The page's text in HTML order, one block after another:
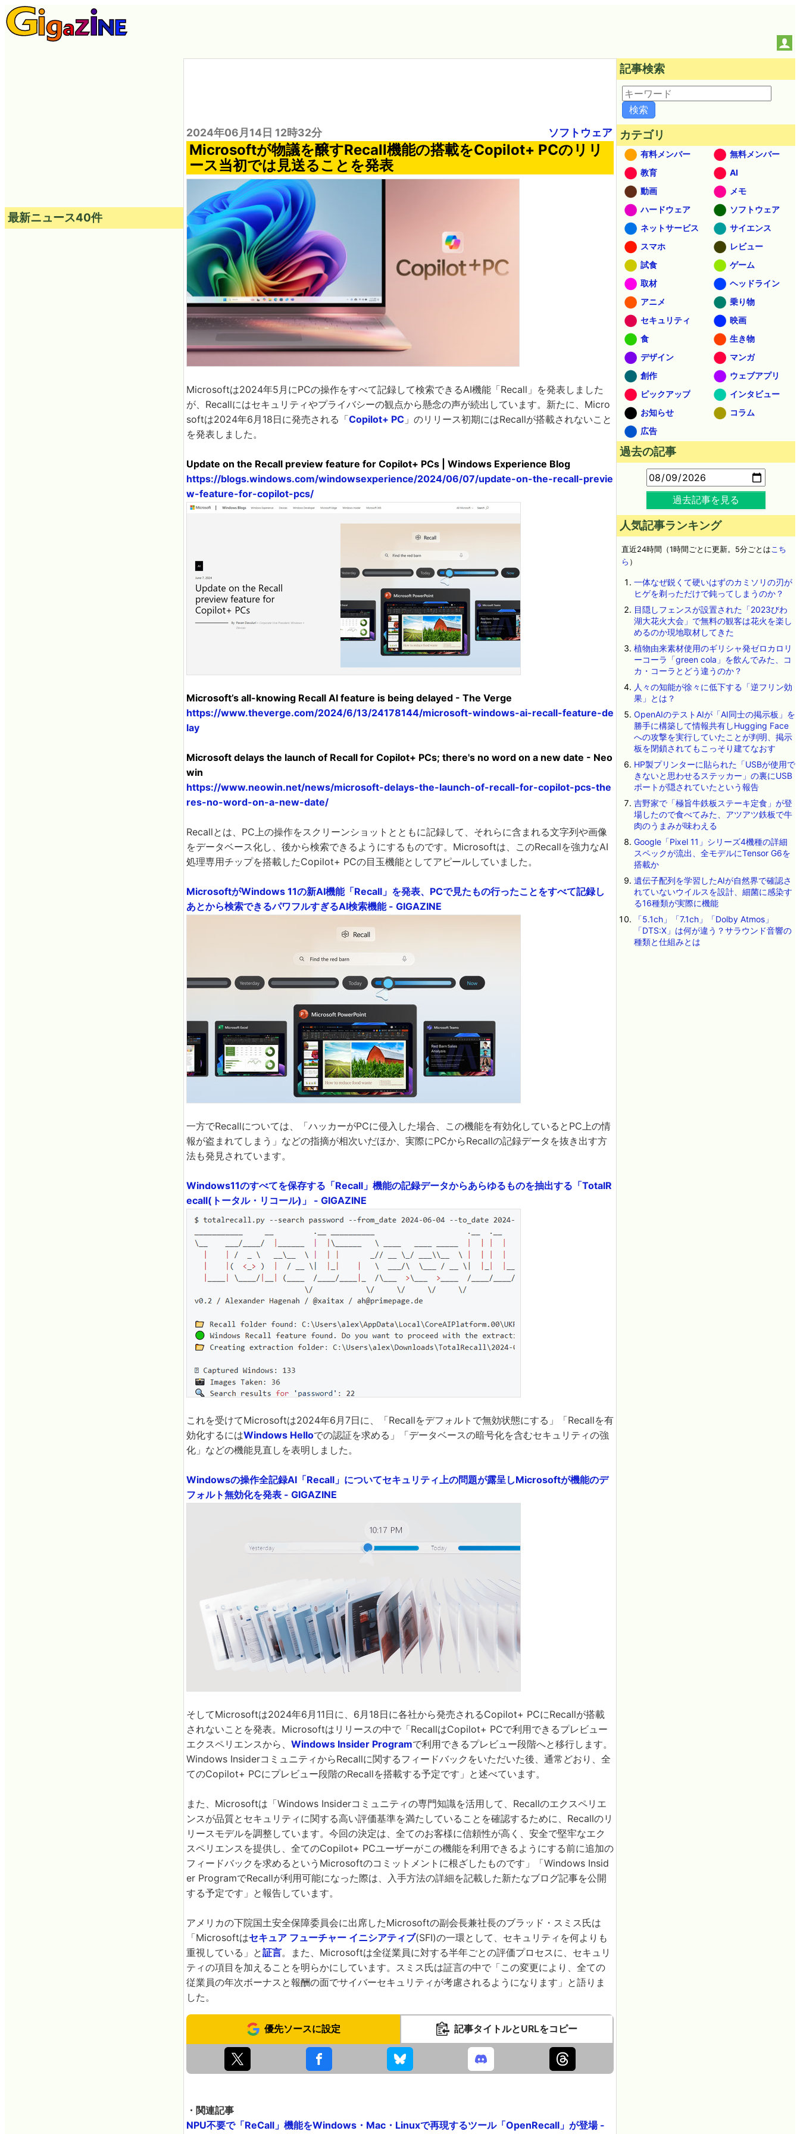
2024年06月14日 12時32分 ソフトウェア
Microsoftが物議を醸すRecall機能の搭載をCopilot+ PCのリリ
ース当初では見送ることを発表
Microsoftは2024年5月にPCの操作をすべて記録して検索できるAI機能「Recall」を発表しました
が、Recallにはセキュリティやプライバシーの観点から懸念の声が続出しています。新たに、Micro
softは2024年6月18日に発売される「Copilot+ PC 」のリリース初期にはRecallが搭載されないこと
を発表しました。
Update on the Recall preview feature for Copilot+ PCs | Windows Experience Blog
https://blogs.windows.com/windowsexperience/2024/06/07/update-on-the-recall-previe
w-feature-for-copilot-pcs/
Microsoft’s all-knowing Recall AI feature is being delayed - The Verge
https://www.theverge.com/2024/6/13/24178144/microsoft-windows-ai-recall-feature-de
lay
Microsoft delays the launch of Recall for Copilot+ PCs; there's no word on a new date - Neo
win
https://www.neowin.net/news/microsoft-delays-the-launch-of-recall-for-copilot-pcs-the
res-no-word-on-a-new-date/
Recallとは、PC上の操作をスクリーンショットとともに記録して、それらに含まれる文字列や画像
をデータベース化し、後から検索できるようにするものです。Microsoftは、このRecallを強力なAI
処理専用チップを搭載したCopilot+ PCの目玉機能としてアピールしていました。
MicrosoftがWindows 11の新AI機能「Recall」を発表、PCで見たもの行ったことをすべて記録し
あとから検索できるパワフルすぎるAI検索機能 - GIGAZINE
一方でRecallについては、「ハッカーがPCに侵入した場合、この機能を有効化しているとPC上の情
報が盗まれてしまう」などの指摘が相次いだほか、実際にPCからRecallの記録データを抜き出す方
法も発見されています。
Windows11のすべてを保存する「Recall」機能の記録データからあらゆるものを抽出する「TotalR
ecall(トータル・リコール)」 - GIGAZINE
これを受けてMicrosoftは2024年6月7日に、「Recallをデフォルトで無効状態にする」「Recallを有
効化するにはWindows Helloでの認証を求める」「データベースの暗号化を含むセキュリティの強
化」などの機能見直しを表明しました。
Windowsの操作全記録AI「Recall」についてセキュリティ上の問題が露呈しMicrosoftが機能のデ
フォルト無効化を発表 - GIGAZINE
そしてMicrosoftは2024年6月11日に、6月18日に各社から発売されるCopilot+ PCにRecallが搭載
されないことを発表。Microsoftはリリースの中で「RecallはCopilot+ PCで利用できるプレビュー
エクスペリエンスから、 Windows Insider Programで利用できるプレビュー段階へと移行します。
Windows InsiderコミュニティからRecallに関するフィードバックをいただいた後、通常どおり、全
てのCopilot+ PCにプレビュー段階のRecallを搭載する予定です」と述べています。
また、Microsoftは「Windows Insiderコミュニティの専門知識を活用して、Recallのエクスペリエ
ンスが品質とセキュリティに関する高い評価基準を満たしていることを確認するために、Recallのリ
リースモデルを調整しています。今回の決定は、全てのお客様に信頼性が高く、安全で堅牢なエク
スペリエンスを提供し、全てのCopilot+ PCユーザーがこの機能を利用できるようにする前に追加の
フィードバックを求めるというMicrosoftのコミットメントに根ざしたものです」「Windows Insid
er ProgramでRecallが利用可能になった際は、入手方法の詳細を記載した新たなブログ記事を公開
する予定です」と報告しています。
アメリカの下院国土安全保障委員会に出席したMicrosoftの副会長兼社長のブラッド・スミス氏は
「Microsoftはセキュア フューチャー イニシアティブ(SFI)の一環として、セキュリティを何よりも
重視している」と証言。また、Microsoftは全従業員に対する半年ごとの評価プロセスに、セキュリ
ティの項目を加えることを明らかにしています。スミス氏は証言の中で「この変更により、全ての
従業員の年次ボーナスと報酬の面でサイバーセキュリティが考慮されるようになります」と語りま
した。
優先ソースに設定 記事タイトルとURLをコピー
・関連記事
NPU不要で「ReCall」機能をWindows・Mac・Linuxで再現するツール「OpenRecall」が登場 -
最新ニュース40件
記事検索
カテゴリ
有料メンバー
無料メンバー
教育
AI
動画
メモ
ハードウェア
ソフトウェア
ネットサービス
サイエンス
スマホ
レビュー
試食
ゲーム
取材
ヘッドライン
アニメ
乗り物
セキュリティ
映画
食
生き物
デザイン
マンガ
創作
ウェブアプリ
ピックアップ
インタビュー
お知らせ
コラム
広告
過去の記事
過去記事を見る
人気記事ランキング
直近24時間（1時間ごとに更新。5分ごとはこち
ら ）
一体なぜ鋭くて硬いはずのカミソリの刃が
ヒゲを剃っただけで鈍ってしまうのか？
目隠しフェンスが設置された「2023びわ
湖大花火大会」で無料の観客は花火を楽し
めるのか現地取材してきた
植物由来素材使用のギリシャ発ゼロカロリ
ーコーラ「green cola」を飲んでみた、コ
カ・コーラとどう違うのか？
人々の知能が徐々に低下する「逆フリン効
果」とは？
OpenAIのテストAIが「AI同士の掲示板」を
勝手に構築して情報共有しHugging Face
への攻撃を実行していたことが判明、掲示
板を閉鎖されてもこっそり建てなおす
HP製プリンターに貼られた「USBが使用で
きないと思わせるステッカー」の裏にUSB
ポートが隠されていたという報告
吉野家で「極旨牛鉄板ステーキ定食」が登
場したので食べてみた、アツアツ鉄板で牛
肉のうまみが味わえる
Google「Pixel 11」シリーズ4機種の詳細
スペックが流出、全モデルにTensor G6を
搭載か
遺伝子配列を学習したAIが自然界で確認さ
れていないウイルスを設計、細菌に感染す
る16種類が実際に機能
「5.1ch」「7.1ch」「Dolby Atmos」
「DTS:X」は何が違う？サラウンド音響の
種類と仕組みとは